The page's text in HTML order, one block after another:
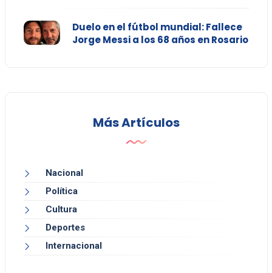
Duelo en el fútbol mundial: Fallece
Jorge Messi a los 68 años en Rosario
Más Artículos
Nacional
Política
Cultura
Deportes
Internacional